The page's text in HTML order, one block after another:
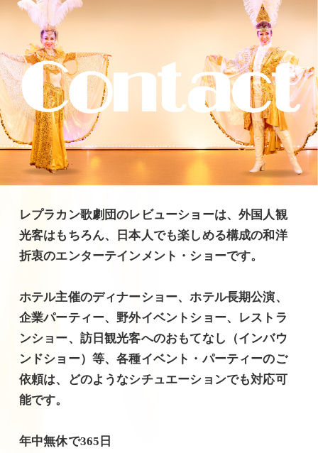
レプラカン歌劇団のレビューショーは、外国人観
光客はもちろん、日本人でも楽しめる構成の和洋
折衷のエンターテインメント・ショーです。
ホテル主催のディナーショー、ホテル長期公演、
企業パーティー、野外イベントショー、レストラ
ンショー、訪日観光客へのおもてなし（インバウ
ンドショー）等、各種イベント・パーティーのご
依頼は、どのようなシチュエーションでも対応可
能です。
年中無休で365日